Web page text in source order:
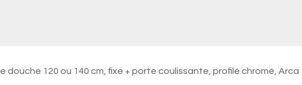
douche 120 ou 140 cm, fixe + porte coulissante, profilé chromé, Arca